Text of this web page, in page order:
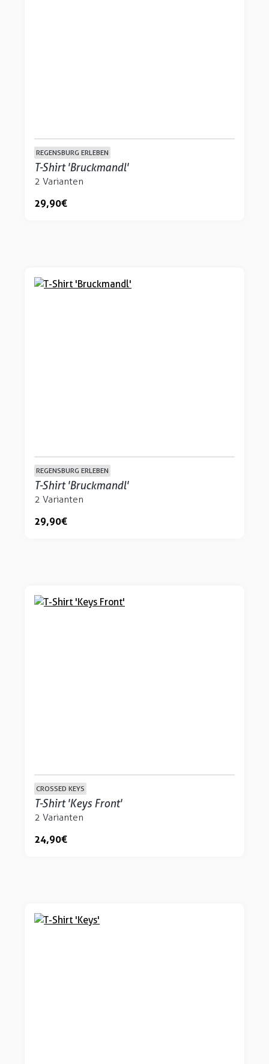
REGENSBURG ERLEBEN
T-Shirt 'Bruckmandl'
2 Varianten
29,90 €
REGENSBURG ERLEBEN
T-Shirt 'Bruckmandl'
2 Varianten
29,90 €
CROSSED KEYS
T-Shirt 'Keys Front'
2 Varianten
24,90 €